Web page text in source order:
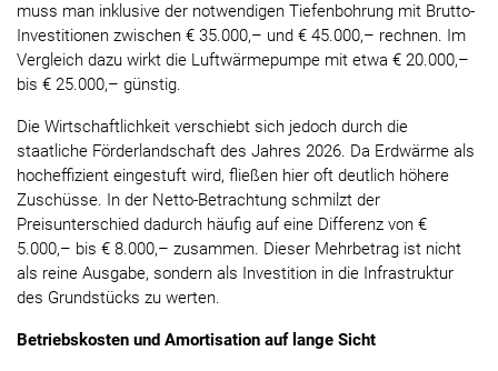
muss man inklusive der notwendigen Tiefenbohrung mit Brutto-
Investitionen zwischen € 35.000,– und € 45.000,– rechnen. Im
Vergleich dazu wirkt die Luftwärmepumpe mit etwa € 20.000,–
bis € 25.000,– günstig.
Die Wirtschaftlichkeit verschiebt sich jedoch durch die
staatliche Förderlandschaft des Jahres 2026. Da Erdwärme als
hocheffizient eingestuft wird, fließen hier oft deutlich höhere
Zuschüsse. In der Netto-Betrachtung schmilzt der
Preisunterschied dadurch häufig auf eine Differenz von €
5.000,– bis € 8.000,– zusammen. Dieser Mehrbetrag ist nicht
als reine Ausgabe, sondern als Investition in die Infrastruktur
des Grundstücks zu werten.
Betriebskosten und Amortisation auf lange Sicht